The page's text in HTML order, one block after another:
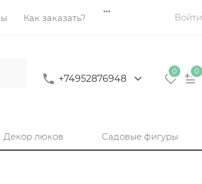
Как заказать? Войти
+74952876948
0 0
Декор люков Садовые фигуры